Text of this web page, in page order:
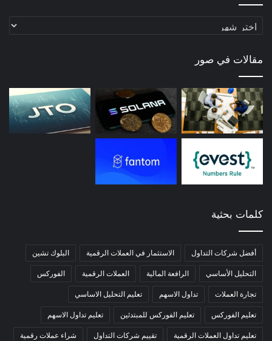
أرشيف
مقالات في صور
كلمات بحثية
أفضل شركات التداول الاستثمار في العملات الرقمية البلوك تشين
التحليل الأساسي الرافعة المالية العملات الرقمية الفوركس
تجارة العملات تداول الاسهم تعليم التحليل الاساسي
تعليم الفوركس تعليم الفوركس للمبتدئين تعليم تداول الاسهم
تعليم تداول العملات الرقمية تقييم شركات التداول شراء عملات رقمية